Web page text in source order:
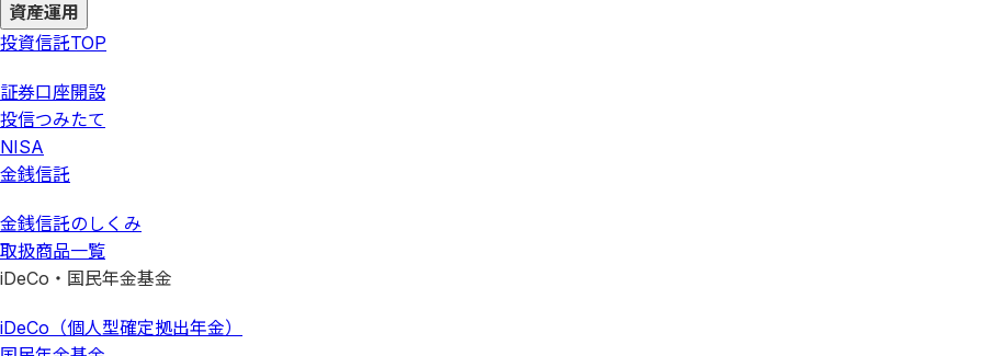
資産運用
投資信託TOP
証券口座開設
投信つみたて
NISA
金銭信託
金銭信託のしくみ
取扱商品一覧
iDeCo・国民年金基金
iDeCo（個人型確定拠出年金）